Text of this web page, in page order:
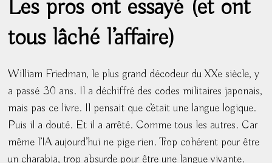
Les pros ont essayé (et ont
tous lâché l’affaire)
William Friedman, le plus grand décodeur du XXe siècle, y
a passé 30 ans. Il a déchiffré des codes militaires japonais,
mais pas ce livre. Il pensait que c’était une langue logique.
Puis il a douté. Et il a arrêté. Comme tous les autres. Car
même l’IA aujourd’hui ne pige rien. Trop cohérent pour être
un charabia, trop absurde pour être une langue vivante.